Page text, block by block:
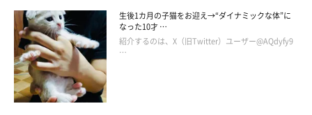
生後1カ月の子猫をお迎え→“ダイナミックな体”に
なった10才 …
紹介するのは、X（旧Twitter）ユーザー@AQdyfy9
…